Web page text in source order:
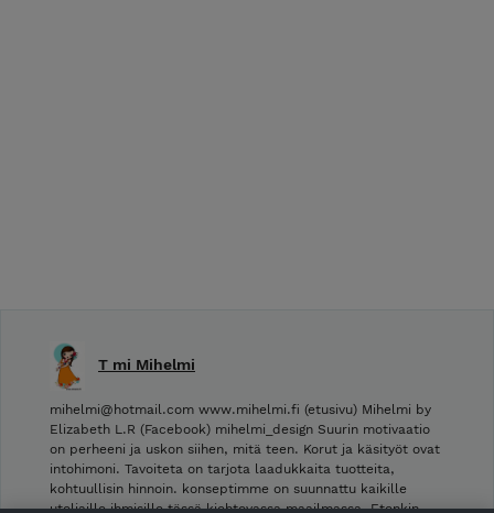
T mi Mihelmi
mihelmi@hotmail.com www.mihelmi.fi (etusivu) Mihelmi by
Elizabeth L.R (Facebook) mihelmi_design Suurin motivaatio
on perheeni ja uskon siihen, mitä teen. Korut ja käsityöt ovat
intohimoni. Tavoiteta on tarjota laadukkaita tuotteita,
kohtuullisin hinnoin. konseptimme on suunnattu kaikille
uteliaille ihmisille tässä kiehtovassa maailmassa. Etenkin …